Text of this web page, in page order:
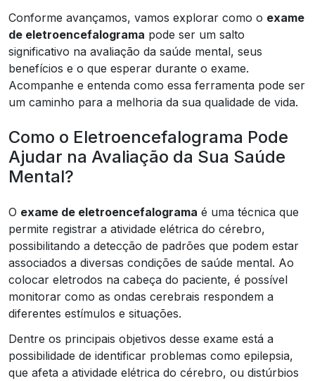
Conforme avançamos, vamos explorar como o exame
de eletroencefalograma pode ser um salto
significativo na avaliação da saúde mental, seus
benefícios e o que esperar durante o exame.
Acompanhe e entenda como essa ferramenta pode ser
um caminho para a melhoria da sua qualidade de vida.
Como o Eletroencefalograma Pode
Ajudar na Avaliação da Sua Saúde
Mental?
O exame de eletroencefalograma é uma técnica que
permite registrar a atividade elétrica do cérebro,
possibilitando a detecção de padrões que podem estar
associados a diversas condições de saúde mental. Ao
colocar eletrodos na cabeça do paciente, é possível
monitorar como as ondas cerebrais respondem a
diferentes estímulos e situações.
Dentre os principais objetivos desse exame está a
possibilidade de identificar problemas como epilepsia,
que afeta a atividade elétrica do cérebro, ou distúrbios